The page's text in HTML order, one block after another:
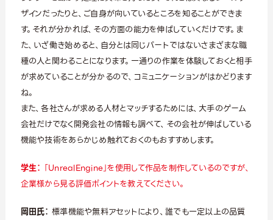
ザインだったりと、ご自身が向いているところを知ることができま
す。それが分かれば、その方面の能力を伸ばしていくだけです。ま
た、いざ働き始めると、自分とは同じパートではないさまざまな職
種の人と関わることになります。一通りの作業を体験しておくと相手
が求めていることが分かるので、コミュニケーションがはかどります
ね。
また、各社さんが求める人材とマッチするためには、大手のゲーム
会社だけでなく開発会社の情報も調べて、その会社が伸ばしている
機能や技術をあらかじめ触れておくのもおすすめします。
学生： 「UnrealEngine」を使用して作品を制作しているのですが、
企業様から見る評価ポイントを教えてください。
岡田氏： 標準機能や無料アセットにより、誰でも一定以上の品質